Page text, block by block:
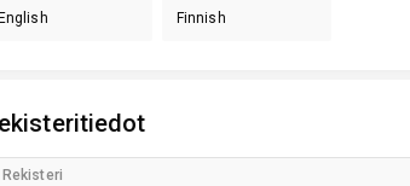
Finnish
Rekisteri